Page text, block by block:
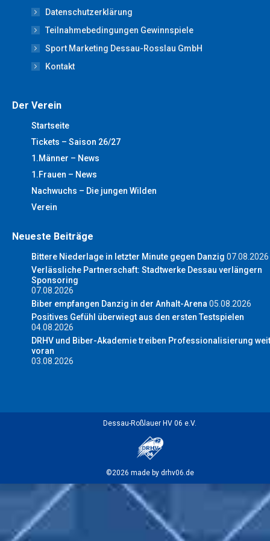
new
window
new
window
new
window
new
window
new
window
Datenschutzerklärung
Teilnahmebedingungen Gewinnspiele
Sport Marketing Dessau-Rosslau GmbH
Kontakt
Der Verein
Startseite
Tickets – Saison 26/27
1.Männer – News
1.Frauen – News
Nachwuchs – Die jungen Wilden
Verein
Neueste Beiträge
Bittere Niederlage in letzter Minute gegen Danzig 07.08.2026
Verlässliche Partnerschaft: Stadtwerke Dessau verlängern
Sponsoring
07.08.2026
Biber empfangen Danzig in der Anhalt-Arena 05.08.2026
Positives Gefühl überwiegt aus den ersten Testspielen
04.08.2026
DRHV und Biber-Akademie treiben Professionalisierung
voran
03.08.2026
Dessau-Roßlauer HV 06 e.V.
©2026 made by drhv06.de